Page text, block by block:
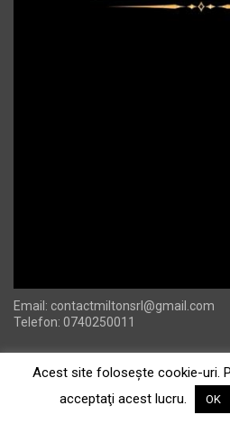
Email: contactmiltonsrl@gmail.com
Telefon: 0740250011
Acest site foloseşte cookie-uri.
acceptaţi acest lucru.
OK